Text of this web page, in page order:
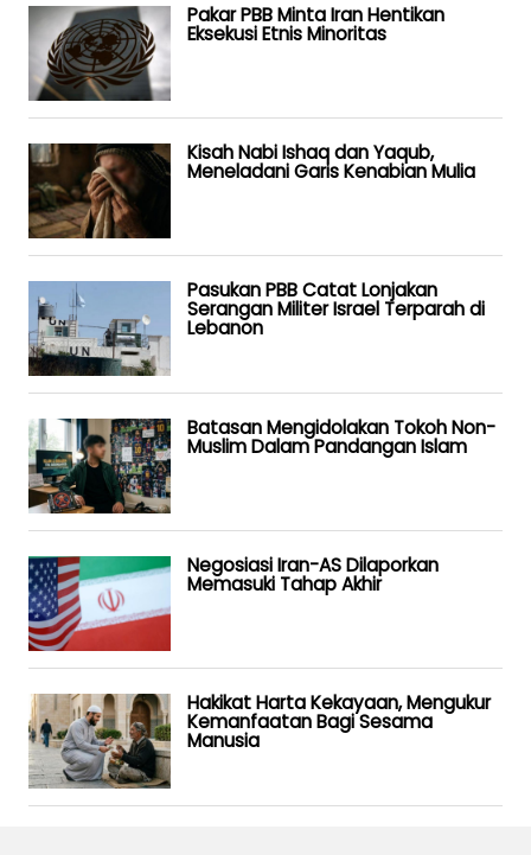
Pakar PBB Minta Iran Hentikan
Eksekusi Etnis Minoritas
Kisah Nabi Ishaq dan Yaqub,
Meneladani Garis Kenabian Mulia
Pasukan PBB Catat Lonjakan
Serangan Militer Israel Terparah di
Lebanon
Batasan Mengidolakan Tokoh Non-
Muslim Dalam Pandangan Islam
Negosiasi Iran-AS Dilaporkan
Memasuki Tahap Akhir
Hakikat Harta Kekayaan, Mengukur
Kemanfaatan Bagi Sesama
Manusia